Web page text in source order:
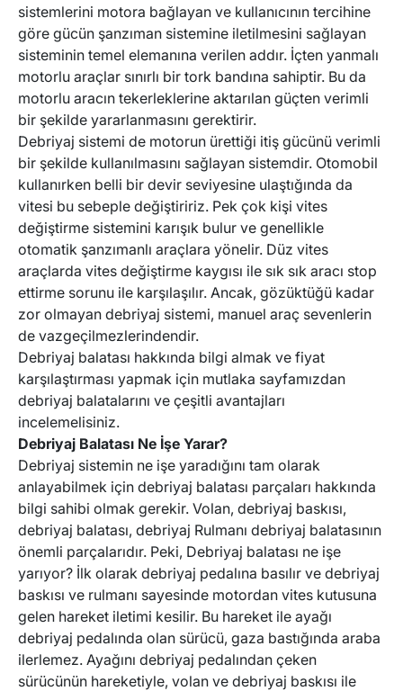
sistemlerini motora bağlayan ve kullanıcının tercihine
göre gücün şanzıman sistemine iletilmesini sağlayan
sisteminin temel elemanına verilen addır. İçten yanmalı
motorlu araçlar sınırlı bir tork bandına sahiptir. Bu da
motorlu aracın tekerleklerine aktarılan güçten verimli
bir şekilde yararlanmasını gerektirir.
Debriyaj sistemi de motorun ürettiği itiş gücünü verimli
bir şekilde kullanılmasını sağlayan sistemdir. Otomobil
kullanırken belli bir devir seviyesine ulaştığında da
vitesi bu sebeple değiştiririz. Pek çok kişi vites
değiştirme sistemini karışık bulur ve genellikle
otomatik şanzımanlı araçlara yönelir. Düz vites
araçlarda vites değiştirme kaygısı ile sık sık aracı stop
ettirme sorunu ile karşılaşılır. Ancak, gözüktüğü kadar
zor olmayan debriyaj sistemi, manuel araç sevenlerin
de vazgeçilmezlerindendir.
Debriyaj balatası hakkında bilgi almak ve fiyat
karşılaştırması yapmak için mutlaka sayfamızdan
debriyaj balatalarını ve çeşitli avantajları
incelemelisiniz.
Debriyaj Balatası Ne İşe Yarar?
Debriyaj sistemin ne işe yaradığını tam olarak
anlayabilmek için debriyaj balatası parçaları hakkında
bilgi sahibi olmak gerekir. Volan, debriyaj baskısı,
debriyaj balatası, debriyaj Rulmanı debriyaj balatasının
önemli parçalarıdır. Peki, Debriyaj balatası ne işe
yarıyor? İlk olarak debriyaj pedalına basılır ve debriyaj
baskısı ve rulmanı sayesinde motordan vites kutusuna
gelen hareket iletimi kesilir. Bu hareket ile ayağı
debriyaj pedalında olan sürücü, gaza bastığında araba
ilerlemez. Ayağını debriyaj pedalından çeken
sürücünün hareketiyle, volan ve debriyaj baskısı ile